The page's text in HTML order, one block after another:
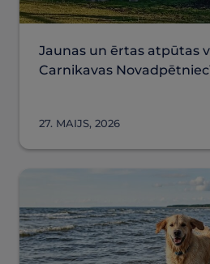
Jaunas un ērtas atpūtas
Carnikavas
27. MAIJS, 2026